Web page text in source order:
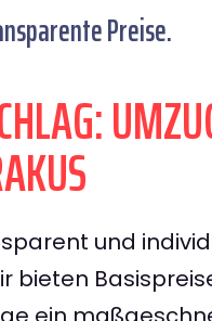
Preise.
und
bieten